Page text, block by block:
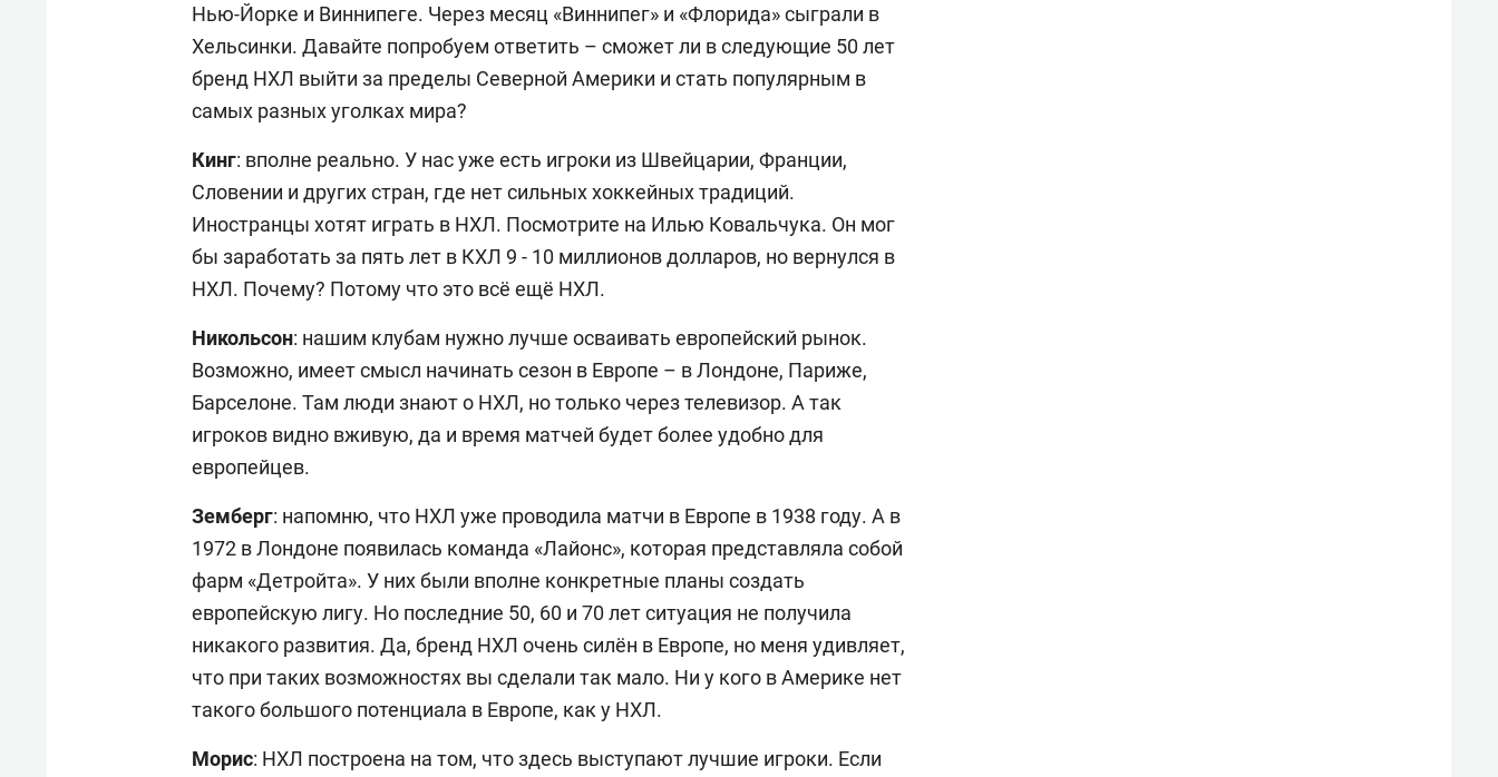
Нью-Йорке и Виннипеге. Через месяц «Виннипег» и «Флорида» сыграли в
Хельсинки. Давайте попробуем ответить – сможет ли в следующие 50 лет
бренд НХЛ выйти за пределы Северной Америки и стать популярным в
самых разных уголках мира?
Кинг: вполне реально. У нас уже есть игроки из Швейцарии, Франции,
Словении и других стран, где нет сильных хоккейных традиций.
Иностранцы хотят играть в НХЛ. Посмотрите на Илью Ковальчука. Он мог
бы заработать за пять лет в КХЛ 9 - 10 миллионов долларов, но вернулся в
НХЛ. Почему? Потому что это всё ещё НХЛ.
Никольсон: нашим клубам нужно лучше осваивать европейский рынок.
Возможно, имеет смысл начинать сезон в Европе – в Лондоне, Париже,
Барселоне. Там люди знают о НХЛ, но только через телевизор. А так
игроков видно вживую, да и время матчей будет более удобно для
европейцев.
Земберг: напомню, что НХЛ уже проводила матчи в Европе в 1938 году. А в
1972 в Лондоне появилась команда «Лайонс», которая представляла собой
фарм «Детройта». У них были вполне конкретные планы создать
европейскую лигу. Но последние 50, 60 и 70 лет ситуация не получила
никакого развития. Да, бренд НХЛ очень силён в Европе, но меня удивляет,
что при таких возможностях вы сделали так мало. Ни у кого в Америке нет
такого большого потенциала в Европе, как у НХЛ.
Морис: НХЛ построена на том, что здесь выступают лучшие игроки. Если